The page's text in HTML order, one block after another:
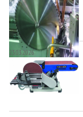
23.03.2026